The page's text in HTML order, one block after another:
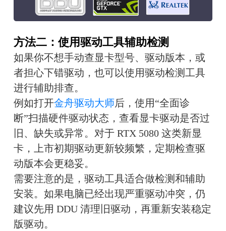
方法二：使用驱动工具辅助检测
如果你不想手动查显卡型号、驱动版本，或
者担心下错驱动，也可以使用驱动检测工具
进行辅助排查。
例如打开金舟驱动大师后，使用“全面诊
断”扫描硬件驱动状态，查看显卡驱动是否过
旧、缺失或异常。对于 RTX 5080 这类新显
卡，上市初期驱动更新较频繁，定期检查驱
动版本会更稳妥。
需要注意的是，驱动工具适合做检测和辅助
安装。如果电脑已经出现严重驱动冲突，仍
建议先用 DDU 清理旧驱动，再重新安装稳定
版驱动。